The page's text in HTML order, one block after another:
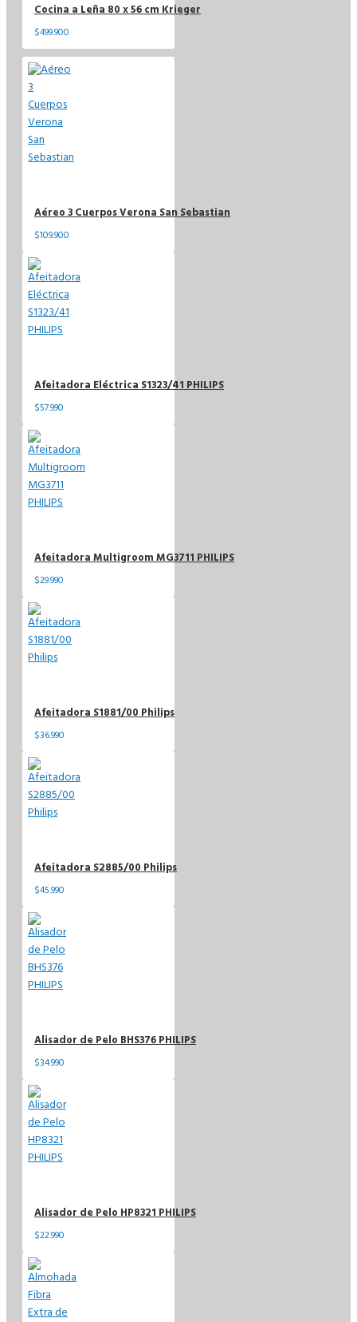
Cocina a Leña 80 x 56 cm Krieger
$499.900
Aéreo 3 Cuerpos Verona San Sebastian
$109.900
Afeitadora Eléctrica S1323/41 PHILIPS
$57.990
Afeitadora Multigroom MG3711 PHILIPS
$29.990
Afeitadora S1881/00 Philips
$36.990
Afeitadora S2885/00 Philips
$45.990
Alisador de Pelo BHS376 PHILIPS
$34.990
Alisador de Pelo HP8321 PHILIPS
$22.990